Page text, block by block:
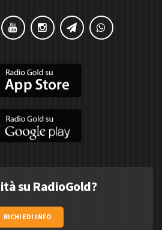
su RadioGold?
RICHIEDI INFO